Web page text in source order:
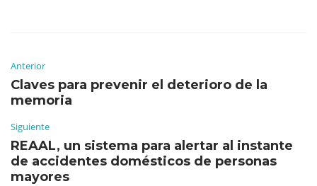
Anterior
Claves para prevenir el deterioro de la
memoria
Siguiente
REAAL, un sistema para alertar al instante
de accidentes domésticos de personas
mayores